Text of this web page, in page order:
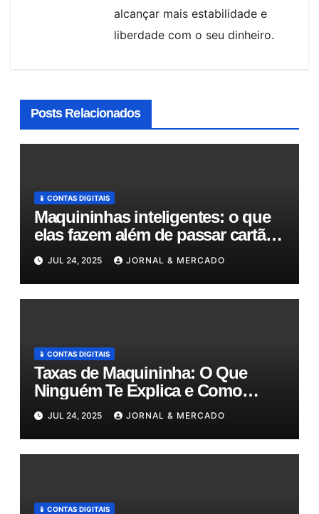
alcançar mais estabilidade e
liberdade com o seu dinheiro.
Posts Relacionados
📱 CONTAS DIGITAIS
Maquininhas inteligentes: o que
elas fazem além de passar cartão
e como podem otimizar sua
gestão!
JUL 24, 2025 JORNAL & MERCADO
📱 CONTAS DIGITAIS
Taxas de Maquininha: O Que
Ninguém Te Explica e Como
Reduzir Seus Custos em Até 50%!
JUL 24, 2025 JORNAL & MERCADO
📱 CONTAS DIGITAIS